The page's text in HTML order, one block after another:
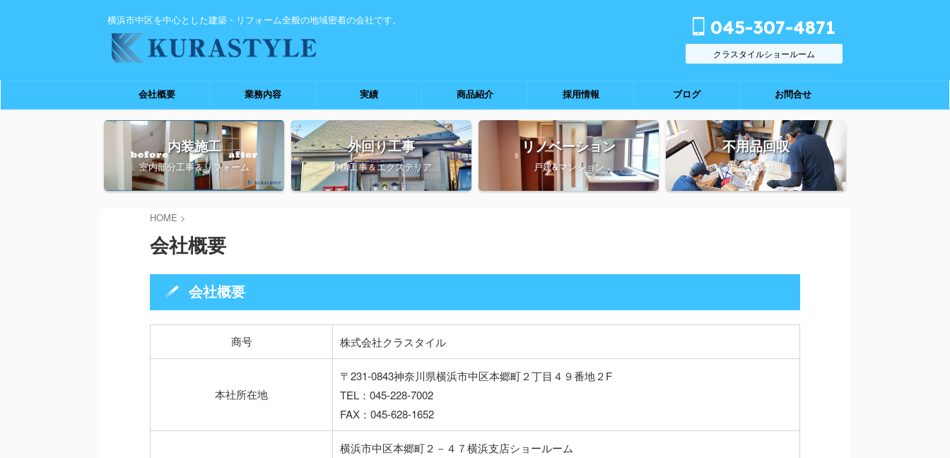
横浜市中区を中心とした建築・リフォーム全般の地域密着の会社です。 045-307-4871
クラスタイルショールーム
会社概要 業務内容 実績 商品紹介 採用情報 ブログ お問合せ
内装施工
室内部分工事＆リフォーム
外回り工事
外構工事＆エクステリア
リノベーション
戸建&マンション
不用品回収
片付け＆整理
HOME >
会社概要
会社概要
商号 株式会社クラスタイル
本社所在地
〒231-0843神奈川県横浜市中区本郷町２丁目４９番地２F
TEL：045-228-7002
FAX：045-628-1652
横浜市中区本郷町２－４７横浜支店ショールーム